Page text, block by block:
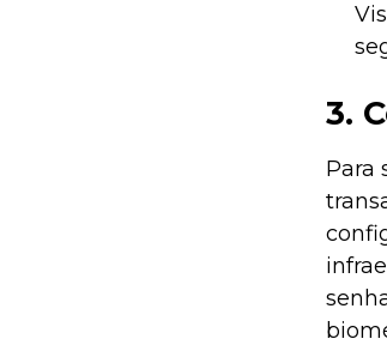
3.
Para